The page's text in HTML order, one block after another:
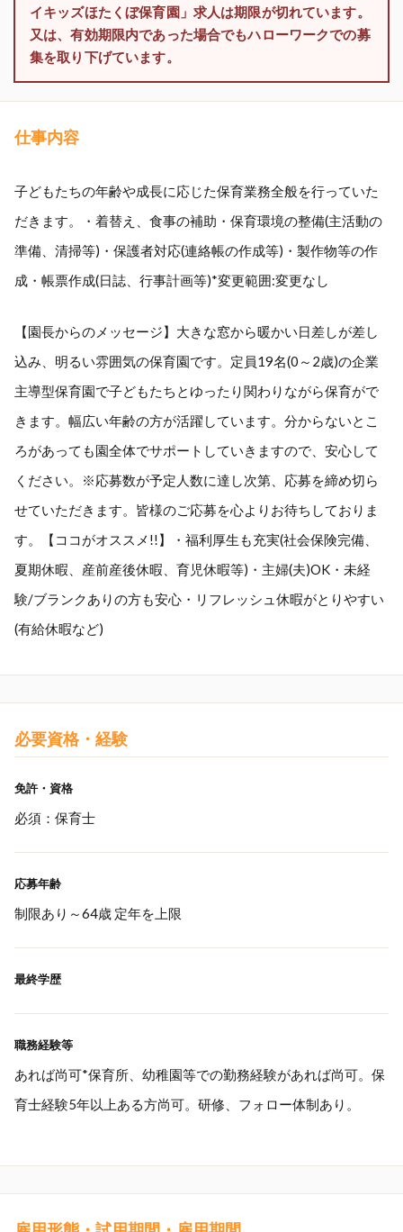
イキッズほたくぼ保育園」求人は期限が切れています。
又は、有効期限内であった場合でもハローワークでの募
集を取り下げています。
仕事内容
子どもたちの年齢や成長に応じた保育業務全般を行っていた
だきます。・着替え、食事の補助・保育環境の整備(主活動の
準備、清掃等)・保護者対応(連絡帳の作成等)・製作物等の作
成・帳票作成(日誌、行事計画等)*変更範囲:変更なし
【園長からのメッセージ】大きな窓から暖かい日差しが差し
込み、明るい雰囲気の保育園です。定員19名(0～2歳)の企業
主導型保育園で子どもたちとゆったり関わりながら保育がで
きます。幅広い年齢の方が活躍しています。分からないとこ
ろがあっても園全体でサポートしていきますので、安心して
ください。※応募数が予定人数に達し次第、応募を締め切ら
せていただきます。皆様のご応募を心よりお待ちしておりま
す。【ココがオススメ!!】・福利厚生も充実(社会保険完備、
夏期休暇、産前産後休暇、育児休暇等)・主婦(夫)OK・未経
験/ブランクありの方も安心・リフレッシュ休暇がとりやすい
(有給休暇など)
必要資格・経験
免許・資格
必須：保育士
応募年齢
制限あり～64歳 定年を上限
最終学歴
職務経験等
あれば尚可*保育所、幼稚園等での勤務経験があれば尚可。保
育士経験5年以上ある方尚可。研修、フォロー体制あり。